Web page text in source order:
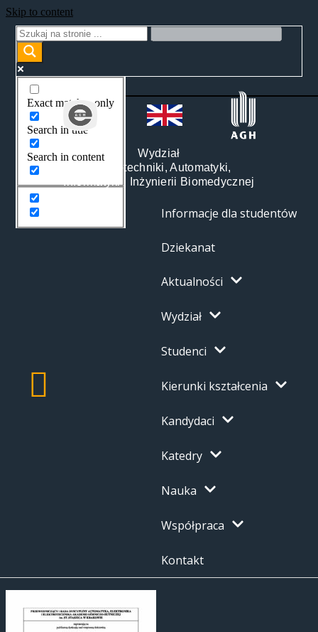
Skip to content
Exact matches only
Search in title
Search in content
Wydział
Elektrotechniki, Automatyki,
Informatyki i Inżynierii Biomedycznej
Informacje dla studentów
Dziekanat
Aktualności
Wydział
Studenci
Kierunki kształcenia
Kandydaci
Katedry
Nauka
Współpraca
Kontakt